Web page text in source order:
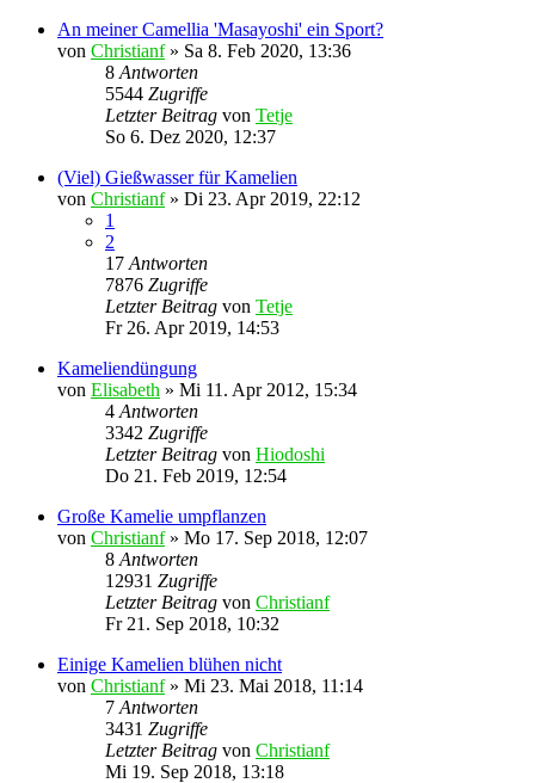
An meiner Camellia 'Masayoshi' ein Sport?
von Christianf» Sa 8. Feb 2020, 13:36
8 Antworten
5544 Zugriffe
Letzter Beitrag von Tetje
So 6. Dez 2020, 12:37
(Viel) Gießwasser für Kamelien
von Christianf» Di 23. Apr 2019, 22:12
1
2
17 Antworten
7876 Zugriffe
Letzter Beitrag von Tetje
Fr 26. Apr 2019, 14:53
Kameliendüngung
von Elisabeth » Mi 11. Apr 2012, 15:34
4 Antworten
3342 Zugriffe
Letzter Beitrag von Hiodoshi
Do 21. Feb 2019, 12:54
Große Kamelie umpflanzen
von Christianf» Mo 17. Sep 2018, 12:07
8 Antworten
12931 Zugriffe
Letzter Beitrag von Christianf
Fr 21. Sep 2018, 10:32
Einige Kamelien blühen nicht
von Christianf» Mi 23. Mai 2018, 11:14
7 Antworten
3431 Zugriffe
Letzter Beitrag von Christianf
Mi 19. Sep 2018, 13:18